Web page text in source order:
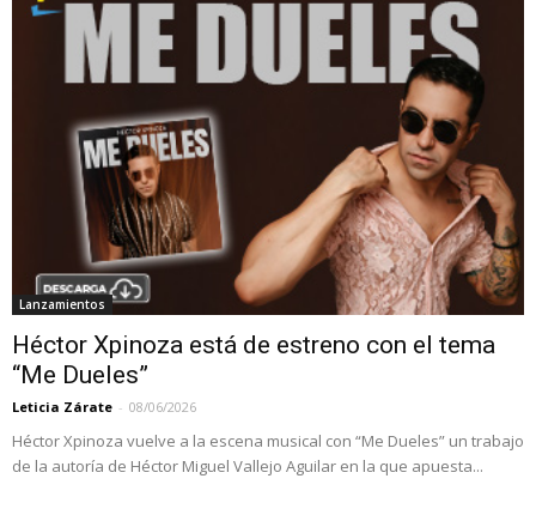
Lanzamientos
Héctor Xpinoza está de estreno con el tema
“Me Dueles”
Leticia Zárate - 08/06/2026
Héctor Xpinoza vuelve a la escena musical con “Me Dueles” un trabajo
de la autoría de Héctor Miguel Vallejo Aguilar en la que apuesta...